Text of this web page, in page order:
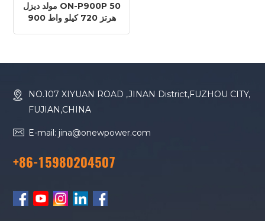
مولد ديزل ON-P900P 50
هرتز 720 كيلو واط 900
NO.107 XIYUAN ROAD ,JINAN District,FUZHOU CITY,
FUJIAN,CHINA
E-mail: jina@onewpower.com
+86-15980204507